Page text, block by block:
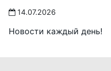
14.07.2026
Новости каждый день!